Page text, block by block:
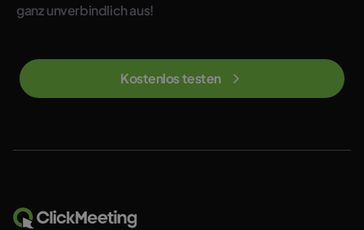
ganz unverbindlich aus!
Kostenlos testen